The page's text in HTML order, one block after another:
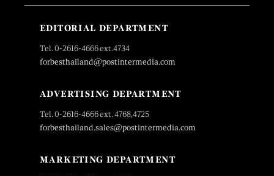
EDITORIAL DEPARTMENT
Tel. 0-2616-4666 ext.4734
forbesthailand@postintermedia.com
ADVERTISING DEPARTMENT
Tel. 0-2616-4666 ext. 4768,4725
forbesthailand.sales@postintermedia.com
MARKETING DEPARTMENT